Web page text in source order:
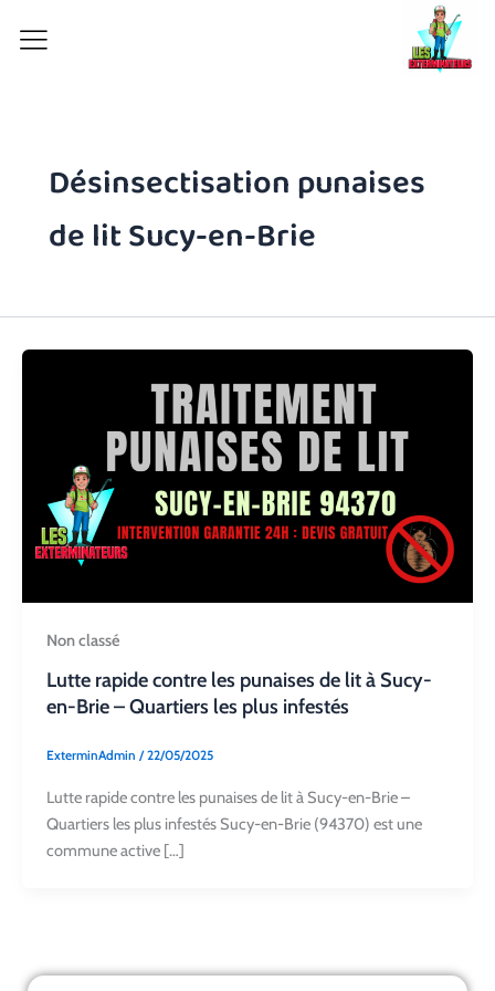
Désinsectisation punaises
de lit Sucy-en-Brie
Non classé
Lutte rapide contre les punaises de lit à Sucy-
en-Brie – Quartiers les plus infestés
ExterminAdmin /22/05/2025
Lutte rapide contre les punaises de lit à Sucy-en-Brie –
Quartiers les plus infestés Sucy-en-Brie (94370) est une
commune active […]